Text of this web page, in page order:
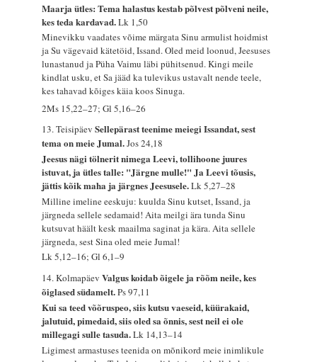
Maarja ütles: Tema halastus kestab põlvest põlveni neile,
kes teda kardavad.Lk 1,50
Minevikku vaadates võime märgata Sinu armulist hoidmist
ja Su vägevaid kätetöid, Issand. Oled meid loonud, Jeesuses
lunastanud ja Püha Vaimu läbi pühitsenud. Kingi meile
kindlat usku, et Sa jääd ka tulevikus ustavalt nende teele,
kes tahavad kõiges käia koos Sinuga.
2Ms 15,22–27; Gl 5,16–26
13. TeisipäevSellepärast teenime meiegi Issandat, sest
tema on meie Jumal.Jos 24,18
Jeesus nägi tölnerit nimega Leevi, tollihoone juures
istuvat, ja ütles talle: "Järgne mulle!" Ja Leevi tõusis,
jättis kõik maha ja järgnes Jeesusele.Lk 5,27–28
Milline imeline eeskuju: kuulda Sinu kutset, Issand, ja
järgneda sellele sedamaid! Aita meilgi ära tunda Sinu
kutsuvat häält kesk maailma saginat ja kära. Aita sellele
järgneda, sest Sina oled meie Jumal!
Lk 5,12–16; Gl 6,1–9
14. KolmapäevValgus koidab õigele ja rõõm neile, kes
õiglased südamelt.Ps 97,11
Kui sa teed võõruspeo, siis kutsu vaeseid, küürakaid,
jalutuid, pimedaid, siis oled sa õnnis, sest neil ei ole
millegagi sulle tasuda.Lk 14,13–14
Ligimest armastuses teenida on mõnikord meie inimlikule